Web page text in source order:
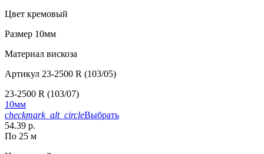
Цвет кремовый
Размер 10мм
Материал вискоза
Артикул 23-2500 R (103/05)
23-2500 R (103/07)
10мм
checkmark_alt_circleВыбрать
54.39 р.
По 25 м